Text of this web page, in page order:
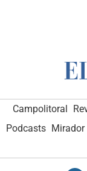
Campolitoral
Podcasts Mirador